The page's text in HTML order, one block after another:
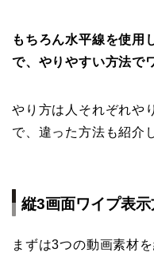
もちろん水平線を使用
で、やりやすい方法で
やり方は人それぞれや
で、違った方法も紹介
縦3画面ワイプ表
まずは3つの動画素材